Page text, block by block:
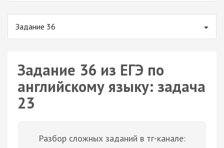
Задание 36
Задание 36 из ЕГЭ по
английскому языку: задача
23
Разбор сложных заданий в тг-канале: